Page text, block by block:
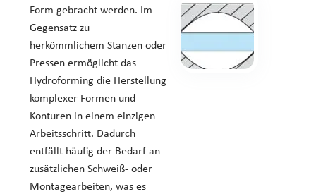
Form gebracht werden. Im
Gegensatz zu
herkömmlichem Stanzen oder
Pressen ermöglicht das
Hydroforming die Herstellung
komplexer Formen und
Konturen in einem einzigen
Arbeitsschritt. Dadurch
entfällt häufig der Bedarf an
zusätzlichen Schweiß- oder
Montagearbeiten, was es